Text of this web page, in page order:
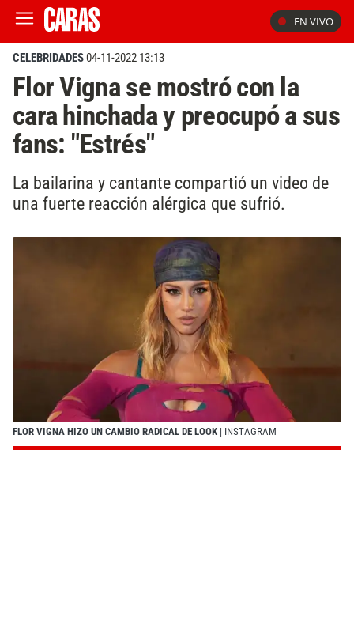
EN VIVO
CELEBRIDADES04-11-2022 13:13
Flor Vigna se mostró con la
cara hinchada y preocupó a sus
fans: "Estrés"
La bailarina y cantante compartió un video de
una fuerte reacción alérgica que sufrió.
FLOR VIGNA HIZO UN CAMBIO RADICAL DE LOOK | INSTAGRAM